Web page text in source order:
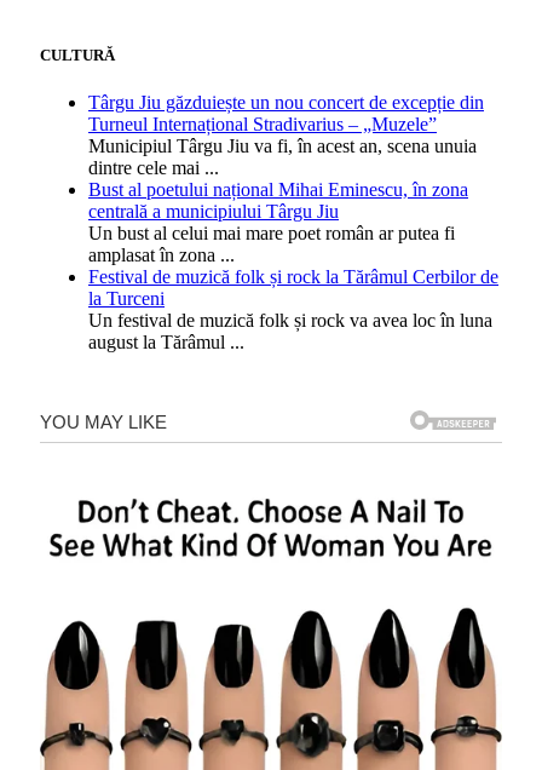
CULTURĂ
Târgu Jiu găzduiește un nou concert de excepție din
Turneul Internațional Stradivarius – „Muzele”
Municipiul Târgu Jiu va fi, în acest an, scena unuia
dintre cele mai ...
Bust al poetului național Mihai Eminescu, în zona
centrală a municipiului Târgu Jiu
Un bust al celui mai mare poet român ar putea fi
amplasat în zona ...
Festival de muzică folk și rock la Tărâmul Cerbilor de
la Turceni
Un festival de muzică folk și rock va avea loc în luna
august la Tărâmul ...